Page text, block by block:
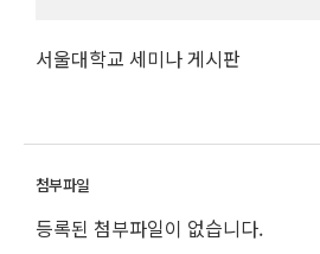
서울대학교 세미나 게시판
등록된 첨부파일이 없습니다.